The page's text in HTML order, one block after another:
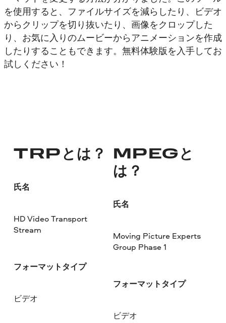
を使用すると、ファイルサイズを減らしたり、ビデオ
からクリップを切り抜いたり、画像をクロップした
り、お気に入りのムービーからアニメーションを作成
したりすることもできます。無料体験版を入手してお
試しください！
TRPとは？
氏名
HD Video Transport
Stream
フォーマットタイプ
ビデオ
MPEGと
は？
氏名
Moving Picture Experts
Group Phase 1
フォーマットタイプ
ビデオ